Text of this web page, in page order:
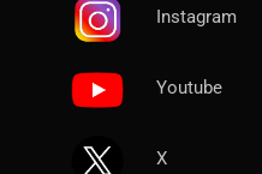
Instagram
Youtube
X